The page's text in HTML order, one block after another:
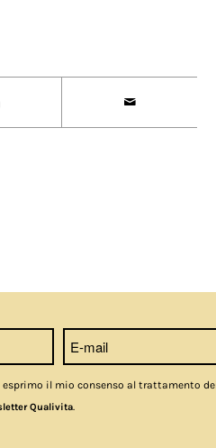
esprimo il mio consenso al trattamento
Qualivita.